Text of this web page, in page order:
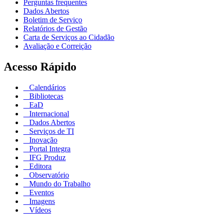
Perguntas frequentes
Dados Abertos
Boletim de Serviço
Relatórios de Gestão
Carta de Serviços ao Cidadão
Avaliação e Correição
Acesso Rápido
Calendários
Bibliotecas
EaD
Internacional
Dados Abertos
Serviços de TI
Inovação
Portal Integra
IFG Produz
Editora
Observatório
Mundo do Trabalho
Eventos
Imagens
Vídeos